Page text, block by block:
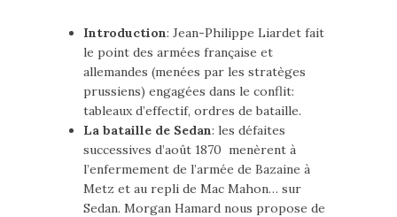
Introduction: Jean-Philippe Liardet fait
le point des armées française et
allemandes (menées par les stratèges
prussiens) engagées dans le conflit:
tableaux d’effectif, ordres de bataille.
La bataille de Sedan: les défaites
successives d’août 1870 menèrent à
l’enfermement de l’armée de Bazaine à
Metz et au repli de Mac Mahon… sur
Sedan. Morgan Hamard nous propose de